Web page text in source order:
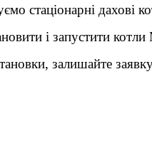
стаціонарні дахові
і запустити
залишайте